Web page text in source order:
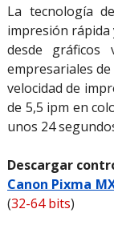
La tecnología
impresión rápida
desde gráficos
empresariales
velocidad de
de 5,5 ipm en
unos 24
Descargar
Canon Pixma
(32-64 bits)